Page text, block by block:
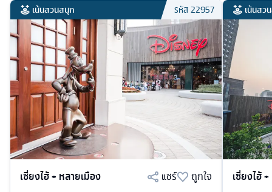
เน้นสวนสนุก รหัส22957
เซี่ยงไฮ้ + หลายเมือง แชร์
ถูกใจ
เน้นสว
เซี่ยงไฮ้